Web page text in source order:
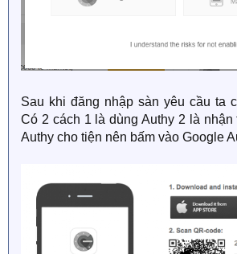
Sau khi đăng nhập sàn yêu cầu ta
Có 2 cách 1 là dùng Authy 2 là nhận
Authy cho tiện nên bấm vào Google